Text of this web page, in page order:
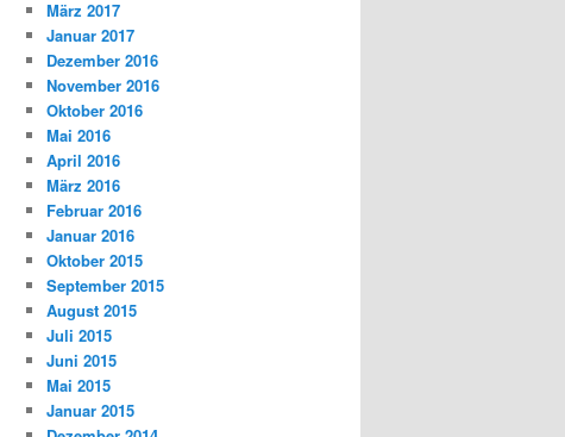
März 2017
Januar 2017
Dezember 2016
November 2016
Oktober 2016
Mai 2016
April 2016
März 2016
Februar 2016
Januar 2016
Oktober 2015
September 2015
August 2015
Juli 2015
Juni 2015
Mai 2015
Januar 2015